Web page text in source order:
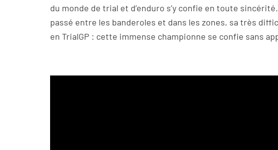
du monde de trial et d’enduro s’y confie en toute
passé entre les banderoles et dans les zones, sa très
en TrialGP : cette immense championne se confie sans